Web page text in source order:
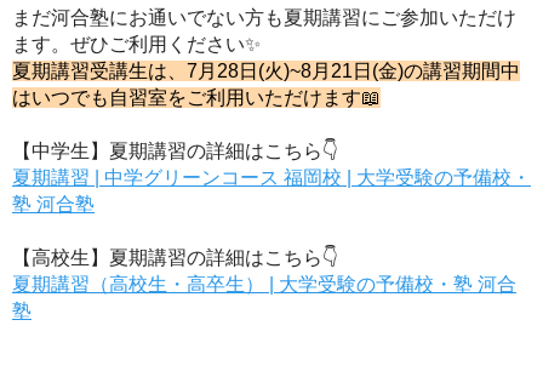
まだ河合塾にお通いでない方も夏期講習にご参加いただけ
ます。ぜひご利用ください✨
夏期講習受講生は、7月28日(火)~8月21日(金)の講習期間中
はいつでも自習室をご利用いただけます📖
【中学生】夏期講習の詳細はこちら👇
夏期講習 | 中学グリーンコース 福岡校 | 大学受験の予備校・
塾 河合塾
【高校生】夏期講習の詳細はこちら👇
夏期講習（高校生・高卒生） | 大学受験の予備校・塾 河合
塾